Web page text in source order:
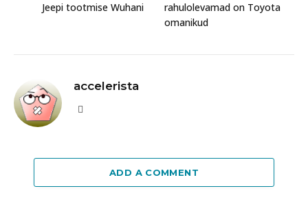
Jeepi tootmise Wuhani
rahulolevamad on Toyota
omanikud
accelerista
ADD A COMMENT